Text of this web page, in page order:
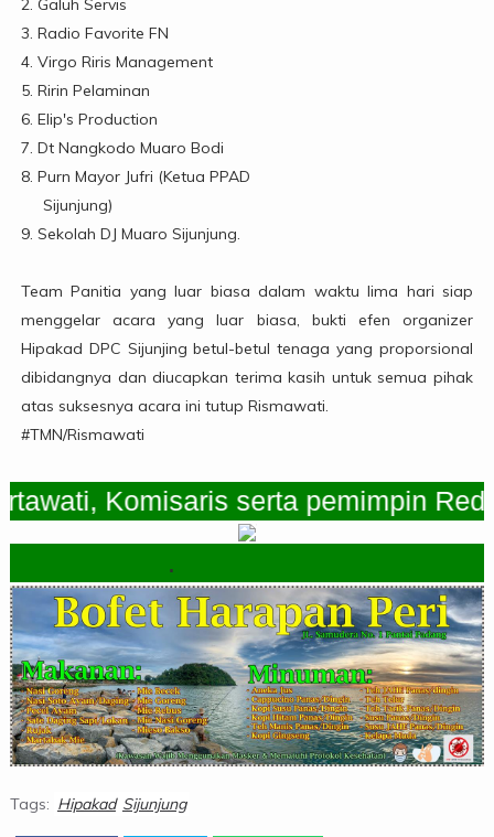
2. Galuh Servis
3. Radio Favorite FN
4. Virgo Riris Management
5. Ririn Pelaminan
6. Elip's Production
7. Dt Nangkodo Muaro Bodi
8. Purn Mayor Jufri (Ketua PPAD
Sijunjung)
9. Sekolah DJ Muaro Sijunjung.
Team Panitia yang luar biasa dalam waktu lima hari siap
menggelar acara yang luar biasa, bukti efen organizer
Hipakad DPC Sijunjing betul-betul tenaga yang proporsional
dibidangnya dan diucapkan terima kasih untuk semua pihak
atas suksesnya acara ini tutup Rismawati.
#TMN/Rismawati
Komisaris serta pemimpin
Tags: Hipakad Sijunjung